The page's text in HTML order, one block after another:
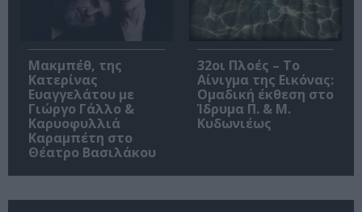
Μακμπέθ, της
Κατερίνας
Ευαγγελάτου με
Γιώργο Γάλλο &
Καρυοφυλλιά
Καραμπέτη στο
Θέατρο Βασιλάκου
32οι Πλοές – Το
Αίνιγμα της Εικόνας:
Ομαδική έκθεση στο
Ίδρυμα Π. & Μ.
Κυδωνιέως